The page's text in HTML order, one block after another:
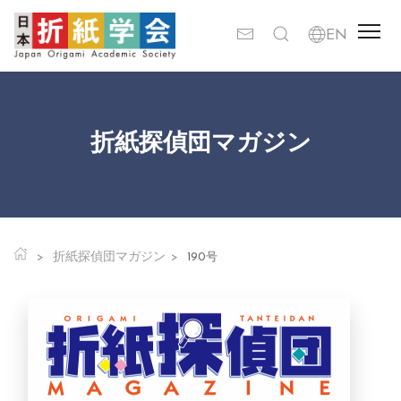
折紙探偵団マガジン
折紙探偵団マガジン 190号